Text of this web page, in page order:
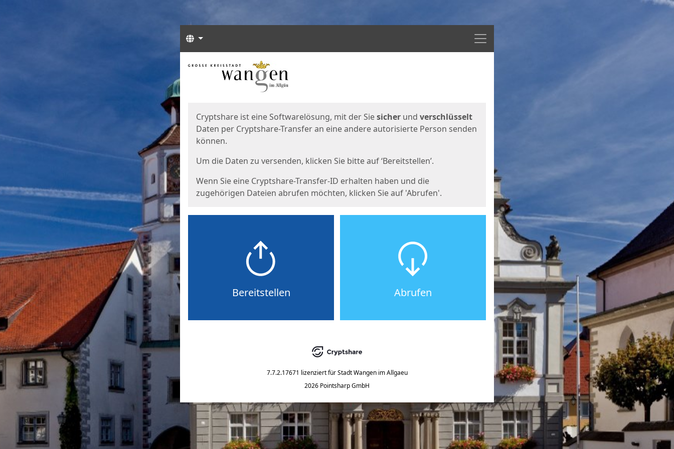
Menü
Sprachen
Start
Cryptshare ist eine Softwarelösung, mit der Siesicher und verschlüsselt
Daten per Cryptshare-Transfer an eine andere autorisierte Person senden
können.
Um die Daten zu versenden, klicken Sie bitte auf ‘Bereitstellen’.
Wenn Sie eine Cryptshare-Transfer-ID erhalten haben und die
zugehörigen Dateien abrufen möchten, klicken Sie auf 'Abrufen'.
Bereitstellen Abrufen
7.7.2.17671 lizenziert für Stadt Wangen im Allgaeu
2026 Pointsharp GmbH